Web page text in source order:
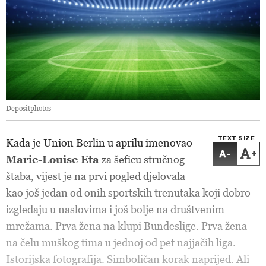
Depositphotos
TEXT SIZE
- +
Kada je Union Berlin u aprilu imenovao
Marie-Louise Eta za šeficu stručnog
štaba, vijest je na prvi pogled djelovala
kao još jedan od onih sportskih trenutaka koji dobro
izgledaju u naslovima i još bolje na društvenim
mrežama. Prva žena na klupi Bundeslige. Prva žena
na čelu muškog tima u jednoj od pet najjačih liga.
Istorijska fotografija. Simboličan korak naprijed. Ali